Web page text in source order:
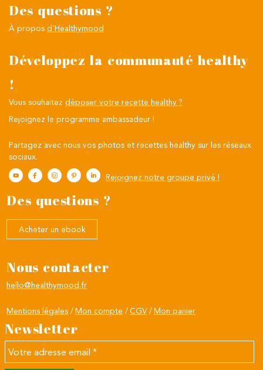
Des questions ?
À propos d'Healthymood
Développez la communauté healthy
!
Vous souhaitez déposer votre recette healthy ?
Rejoignez le programme ambassadeur !
Partagez avec nous vos photos et recettes healthy sur les réseaux
sociaux.
Rejoignez notre groupe privé !
Des questions ?
Acheter un ebook
Nous contacter
hello@healthymood.fr
Mentions légales Mon compte CGV Mon panier
Newsletter
Votre